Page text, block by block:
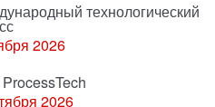
технологический
2026
2026